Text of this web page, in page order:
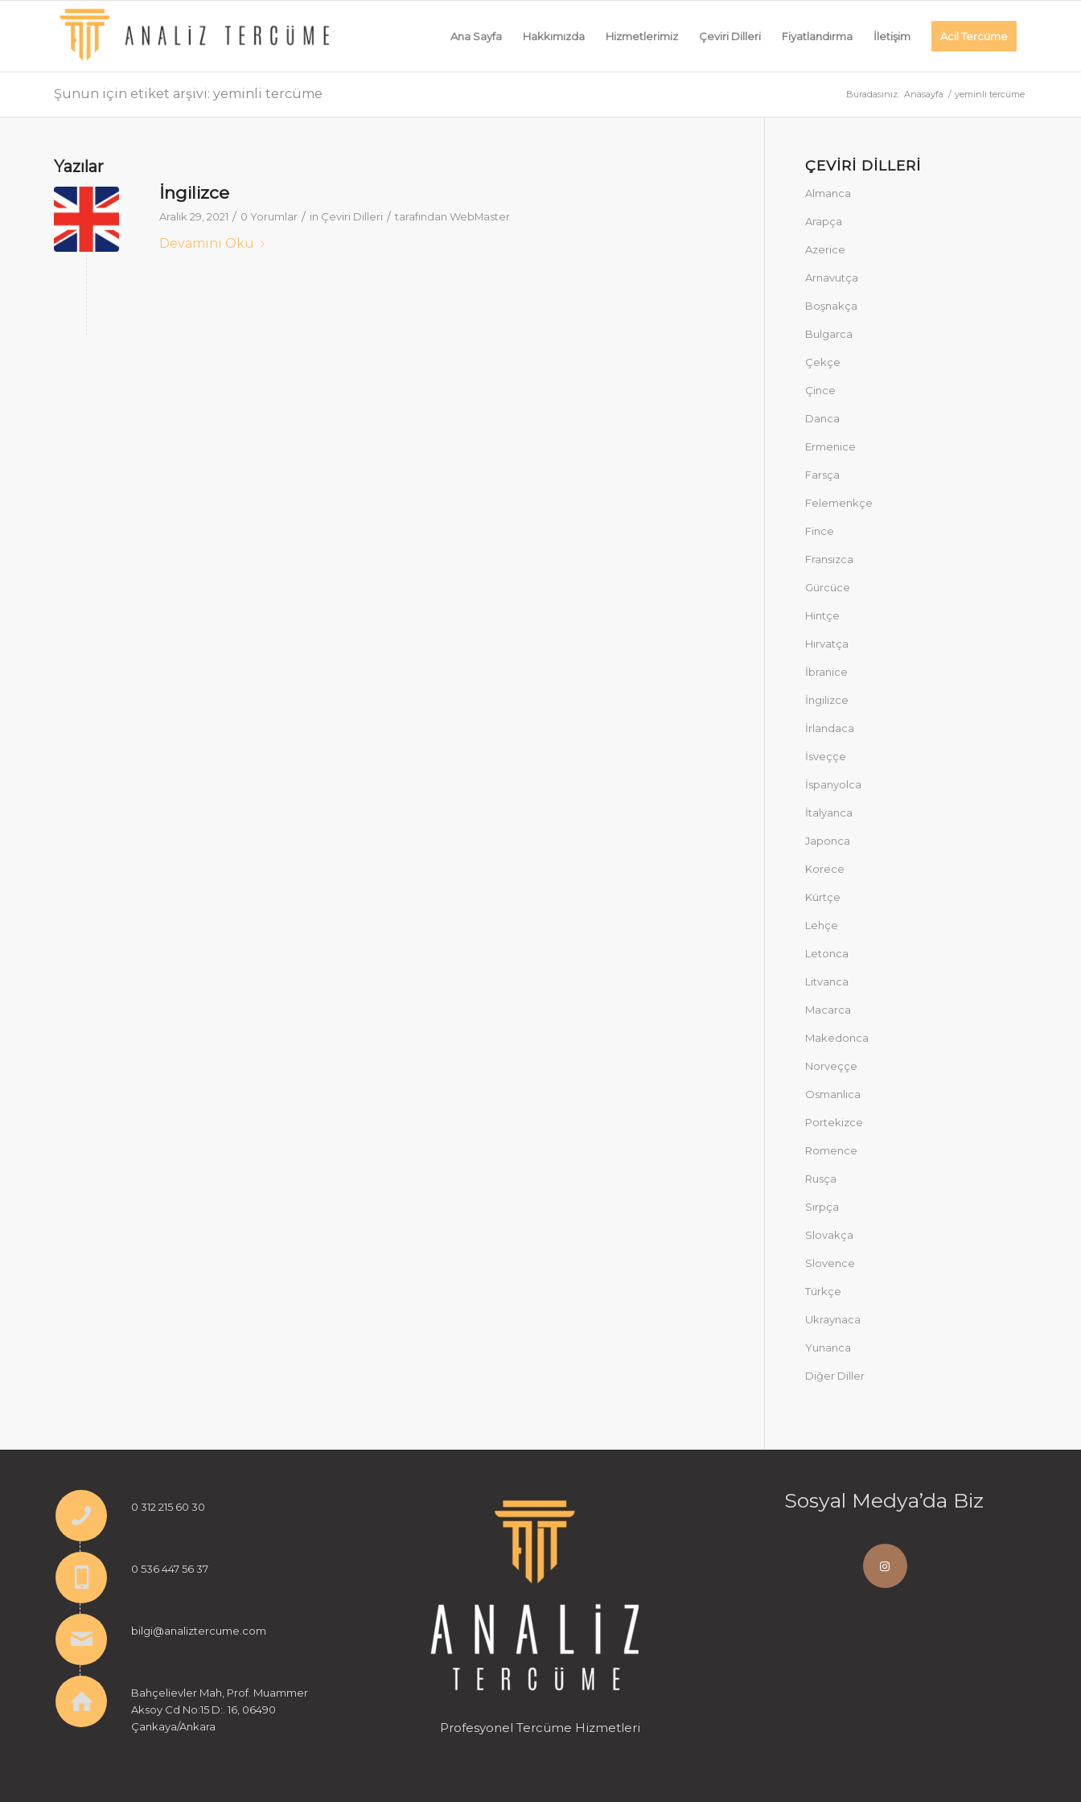
Ana Sayfa Hakkımızda Hizmetlerimiz Çeviri Dilleri Fiyatlandırma İletişim Acil Tercüme
Şunun için etiket arşivi: yeminli tercüme Buradasınız: Anasayfa / yeminli tercüme
Yazılar
İngilizce
Aralık 29, 2021 / 0 Yorumlar / in Çeviri Dilleri / tarafından WebMaster
Devamını Oku
ÇEVIRI DILLERI
Almanca
Arapça
Azerice
Arnavutça
Boşnakça
Bulgarca
Çekçe
Çince
Danca
Ermenice
Farsça
Felemenkçe
Fince
Fransızca
Gürcüce
Hintçe
Hırvatça
İbranice
İngilizce
İrlandaca
İsveççe
İspanyolca
İtalyanca
Japonca
Korece
Kürtçe
Lehçe
Letonca
Litvanca
Macarca
Makedonca
Norveççe
Osmanlıca
Portekizce
Romence
Rusça
Sırpça
Slovakça
Slovence
Türkçe
Ukraynaca
Yunanca
Diğer Diller
0 312 215 60 30
0 536 447 56 37
bilgi@analiztercume.com
Bahçelievler Mah, Prof. Muammer
Aksoy Cd No:15 D:. 16, 06490
Çankaya/Ankara
Profesyonel Tercüme Hizmetleri
Sosyal Medya’da Biz